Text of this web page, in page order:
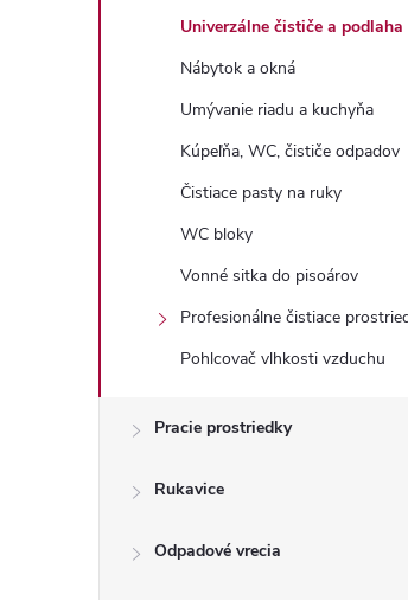
Univerzálne čističe a podlaha
Nábytok a okná
Umývanie riadu a kuchyňa
Kúpeľňa, WC, čističe odpadov
Čistiace pasty na ruky
WC bloky
Vonné sitka do pisoárov
Profesionálne čistiace
Pohlcovač vlhkosti vzduchu
Pracie prostriedky
Rukavice
Odpadové vrecia